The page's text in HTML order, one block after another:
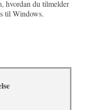
hvordan du tilmelder
til Windows.